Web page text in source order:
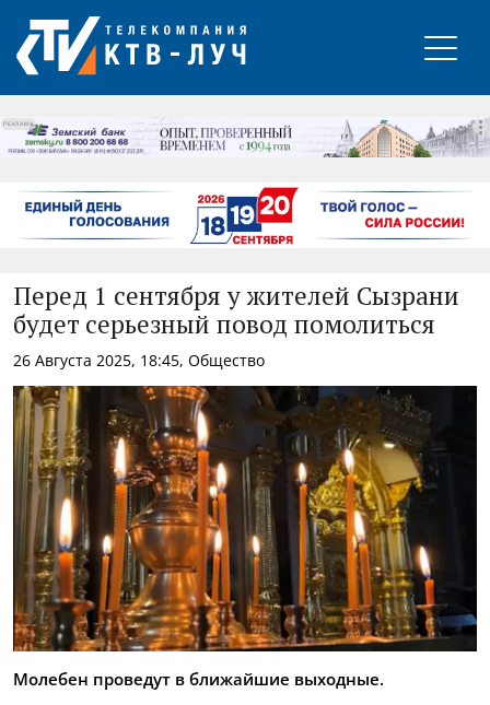
РЕКЛАМА
Перед 1 сентября у жителей Сызрани
будет серьезный повод помолиться
26 Августа 2025, 18:45, Общество
Молебен проведут в ближайшие выходные.